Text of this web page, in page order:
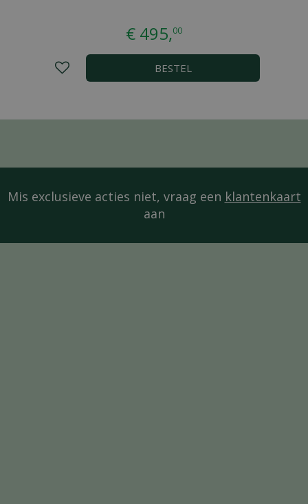
€ 495,00
BESTEL
Mis exclusieve acties niet, vraag een klantenkaart
aan